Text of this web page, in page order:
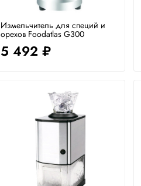
Измельчитель для специй и
орехов Foodatlas G300
5 492 ₽